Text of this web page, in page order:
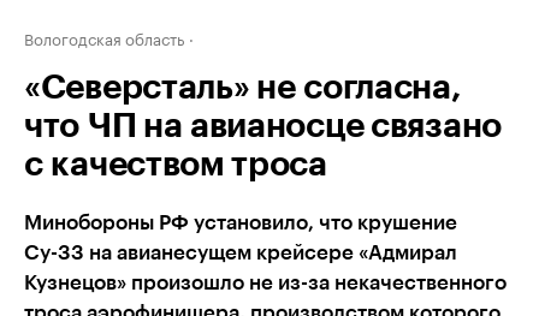
Вологодская область
«Северсталь» не согласна,
что ЧП на авианосце связано
с качеством троса
Минобороны РФ установило, что крушение
Су-33 на авианесущем крейсере «Адмирал
Кузнецов» произошло не из-за некачественного